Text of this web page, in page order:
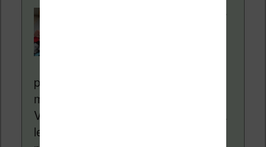
Contenu rédigé par
pour vous aider à naviguer dans le
monde des liseuses (Kindle, Kobo,
Vivlio, etc) et faire la promotion de la
lecture (numérique ou non). Vous